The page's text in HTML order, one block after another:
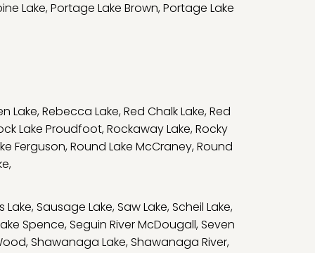
Lake,Portage Lake Brown,Portage Lake
Lake,Rebecca Lake,Red Chalk Lake,Red
Lake Proudfoot,Rockaway Lake,Rocky
Ferguson,Round Lake McCraney,Round
,
Lake,Sausage Lake,Saw Lake,Scheil Lake,
Spence,Seguin River McDougall,Seven
,Shawanaga Lake,Shawanaga River,